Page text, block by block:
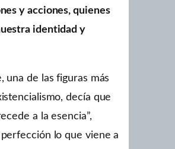
y acciones, quienes
identidad y
una de las figuras más
decía que
a la esencia”,
lo que viene a